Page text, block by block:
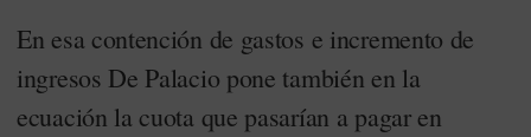
En esa contención de gastos e incremento de
ingresos De Palacio pone también en la
ecuación la cuota que pasarían a pagar en